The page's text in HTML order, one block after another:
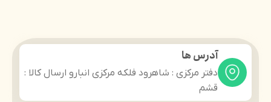
آدرس ها
دفتر مرکزی : شاهرود فلکه مرکزی انبارو ارسال کالا :
قشم